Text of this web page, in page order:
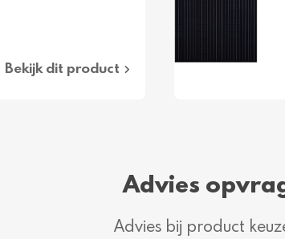
Bekijk dit product
Advies
Advies bij product